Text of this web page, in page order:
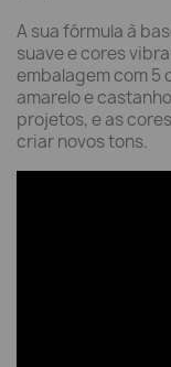
A sua fórmula à
suave e cores
embalagem com 5
amarelo e
projetos, e as
criar novos tons.